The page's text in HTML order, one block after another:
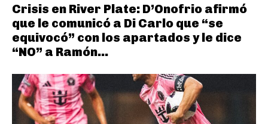
Crisis en River Plate: D’Onofrio afirmó
que le comunicó a Di Carlo que “se
equivocó” con los apartados y le dice
“NO” a Ramón...